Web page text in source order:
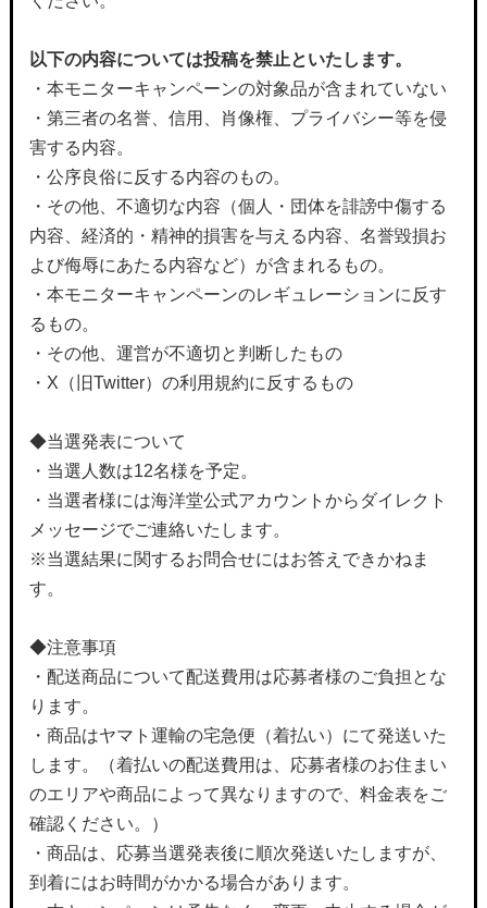
以下の内容については投稿を禁止といたします。
・本モニターキャンペーンの対象品が含まれていない
・第三者の名誉、信用、肖像権、プライバシー等を侵
害する内容。
・公序良俗に反する内容のもの。
・その他、不適切な内容（個人・団体を誹謗中傷する
内容、経済的・精神的損害を与える内容、名誉毀損お
よび侮辱にあたる内容など）が含まれるもの。
・本モニターキャンペーンのレギュレーションに反す
るもの。
・その他、運営が不適切と判断したもの
・X（旧Twitter）の利用規約に反するもの
◆当選発表について
・当選人数は12名様を予定。
・当選者様には海洋堂公式アカウントからダイレクト
メッセージでご連絡いたします。
※当選結果に関するお問合せにはお答えできかねま
す。
◆注意事項
・配送商品について配送費用は応募者様のご負担とな
ります。
・商品はヤマト運輸の宅急便（着払い）にて発送いた
します。（着払いの配送費用は、応募者様のお住まい
のエリアや商品によって異なりますので、料金表をご
確認ください。）
・商品は、応募当選発表後に順次発送いたしますが、
到着にはお時間がかかる場合があります。